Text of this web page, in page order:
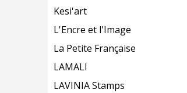
Kesi'art
L'Encre et l'Image
La Petite Française
LAMALI
LAVINIA Stamps